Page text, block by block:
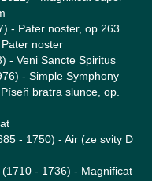
- Pater noster, op.263
noster
- Veni Sancte Spiritus
- Simple Symphony
bratra slunce, op.
- 1750) - Air (ze svity D
- 1736) - Magnificat